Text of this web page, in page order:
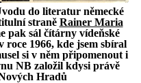
do literatur německé
straně Rainer Maria
pak sál čítárny vídeňské
1966, kde jsem sbíral
si v něm připomenout i
NB založil kdysi právě
Hradů